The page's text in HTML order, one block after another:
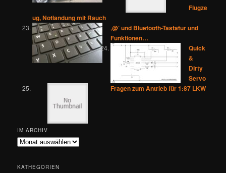
Flugze
ug, Notlandung mit Rauch
‚@‘ und Bluetooth-Tastatur und
Funktionen…
Quick
&
Dirty
Servo
Fragen zum Antrieb für 1:87 LKW
IM ARCHIV
Im
KATHEGORIEN